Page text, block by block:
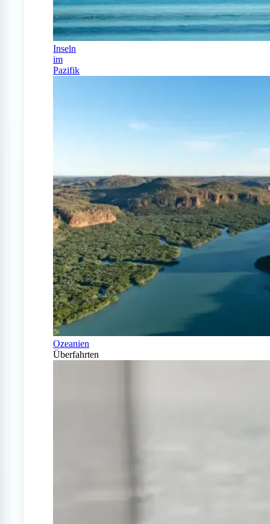
Inseln
im
Pazifik
Ozeanien
Überfahrten